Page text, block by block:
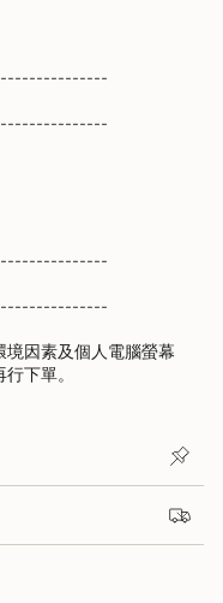
因素及個人電腦螢幕
下單。